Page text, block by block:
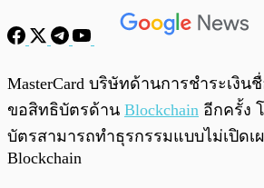
MasterCard บริษัทด้านการชำระเงิ
ขอสิทธิบัตรด้าน Blockchain อีกครั้ง
บัตรสามารถทำธุรกรรมแบบไม่เปิด
Blockchain